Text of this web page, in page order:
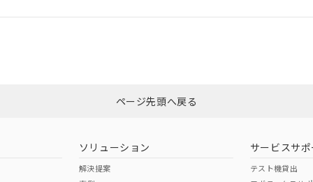
ダウンロードはこちら
（日本
（アメリカ
ページ先頭へ戻る
ソリューション
解決提案
サービスサポ
テスト機貸出